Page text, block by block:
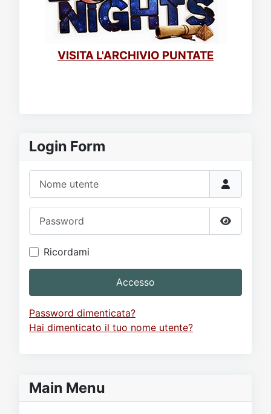
Login Form
Mostra
Ricordami
Accesso
Password dimenticata?
Hai dimenticato il tuo nome utente?
Main Menu
VISITA L'ARCHIVIO PUNTATE